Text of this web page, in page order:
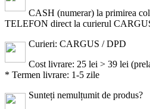
CASH (numerar) la primirea
TELEFON direct la curierul
Curieri: CARGUS / DPD
Cost livrare: 25 lei > 39 lei
* Termen livrare: 1-5 zile
Sunteți nemulțumit de produs?